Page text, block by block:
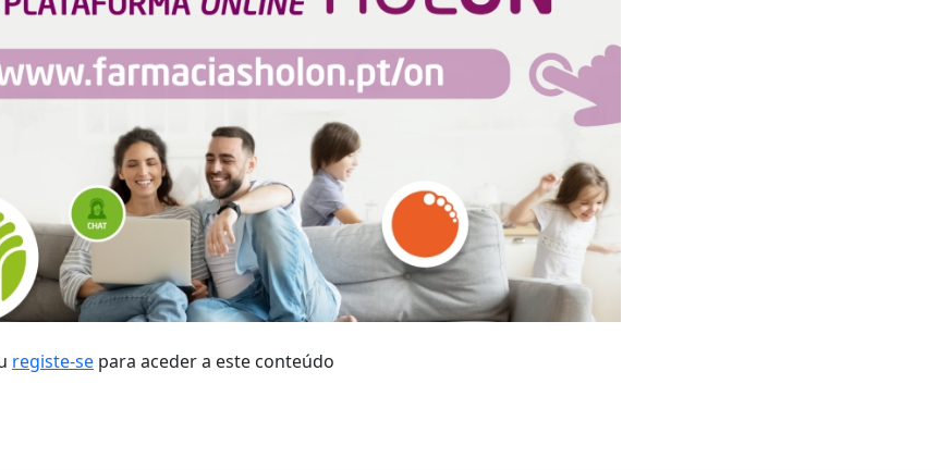
registe-se para aceder a este conteúdo